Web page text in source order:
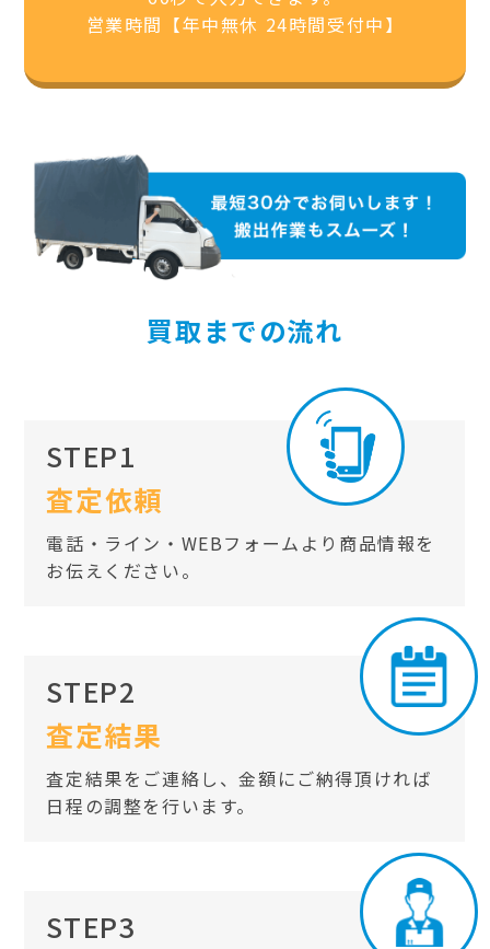
営業時間【年中無休 24時間受付中】
買取までの流れ
STEP1
査定依頼
電話・ライン・WEBフォームより商品情報を
お伝えください。
STEP2
査定結果
査定結果をご連絡し、金額にご納得頂ければ
日程の調整を行います。
STEP3